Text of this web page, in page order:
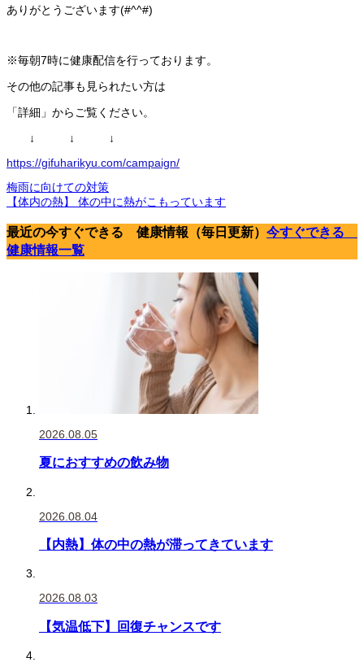
ありがとうございます(#^^#)
※毎朝7時に健康配信を行っております。
その他の記事も見られたい方は
「詳細」からご覧ください。
↓ ↓ ↓
https://gifuharikyu.com/campaign/
梅雨に向けての対策
【体内の熱】 体の中に熱がこもっています
最近の今すぐできる 健康情報（毎日更新） 今すぐできる
健康情報一覧
2026.08.05
夏におすすめの飲み物
2026.08.04
【内熱】体の中の熱が滞ってきています
2026.08.03
【気温低下】回復チャンスです